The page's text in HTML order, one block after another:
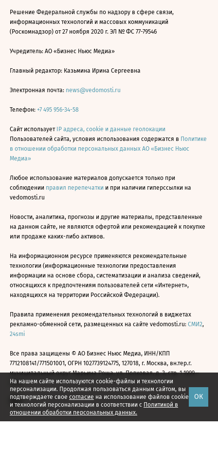
На нашем сайте используются cookie-файлы и технологии
персонализации. Продолжая пользоваться данным сайтом, вы
подтверждаете свое согласие на использование файлов cookie
и технологий персонализации в соответствии с Политикой в
отношении обработки персональных данных.
ОК
Решение Федеральной службы по надзору в сфере связи,
информационных технологий и массовых коммуникаций
(Роскомнадзор) от 27 ноября 2020 г. ЭЛ № ФС 77-79546
Учредитель: АО «Бизнес Ньюс Медиа»
Главный редактор: Казьмина Ирина Сергеевна
Электронная почта: news@vedomosti.ru
Телефон: +7 495 956-34-58
Сайт использует IP адреса, cookie и данные геолокации
Пользователей сайта, условия использования содержатся в Политике
в отношении обработки персональных данных АО «Бизнес Ньюс
Медиа»
Любое использование материалов допускается только при
соблюдении правил перепечатки и при наличии гиперссылки на
vedomosti.ru
Новости, аналитика, прогнозы и другие материалы, представленные
на данном сайте, не являются офертой или рекомендацией к покупке
или продаже каких-либо активов.
На информационном ресурсе применяются рекомендательные
технологии (информационные технологии предоставления
информации на основе сбора, систематизации и анализа сведений,
относящихся к предпочтениям пользователей сети «Интернет»,
находящихся на территории Российской Федерации).
Правила применения рекомендательных технологий в виджетах
рекламно-обменной сети, размещенных на сайте vedomosti.ru: СМИ2,
24smi
Все права защищены © АО Бизнес Ньюс Медиа, ИНН/КПП
7712108141/771501001, ОГРН 1027739124775, 127018, г. Москва, вн.тер.г.
муниципальный округ Марьина Роща, ул. Полковая, д. 3, стр. 1 1999—
2026